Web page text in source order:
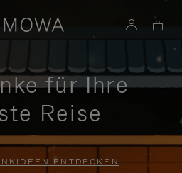
für Ihre
Reise
ENTDECKEN